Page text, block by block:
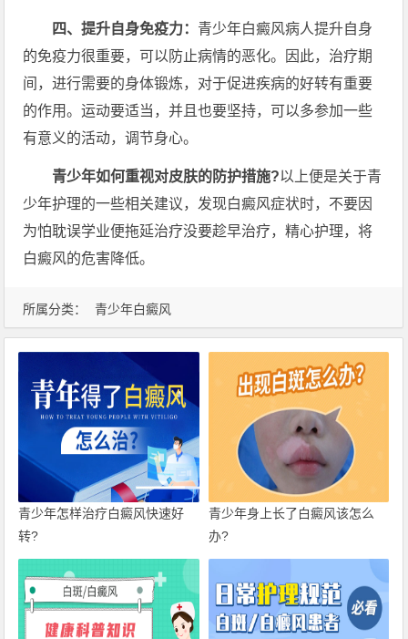
所属分类： 青少年白癜风
四、提升自身免疫力： 青少年白癜风病人提升自身
的免疫力很重要，可以防止病情的恶化。因此，治疗期
间，进行需要的身体锻炼，对于促进疾病的好转有重要
的作用。运动要适当，并且也要坚持，可以多参加一些
有意义的活动，调节身心。
青少年如何重视对皮肤的防护措施?以上便是关于青
少年护理的一些相关建议，发现白癜风症状时，不要因
为怕耽误学业便拖延治疗没要趁早治疗，精心护理，将
白癜风的危害降低。
青少年怎样治疗白癜风快速好
转?
青少年身上长了白癜风该怎么
办?